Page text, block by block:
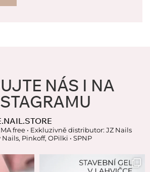
NÁS I NA
free • Exkluzivně distributor: JZ Nails
Nails, Pinkoff, OPilki • SPNP